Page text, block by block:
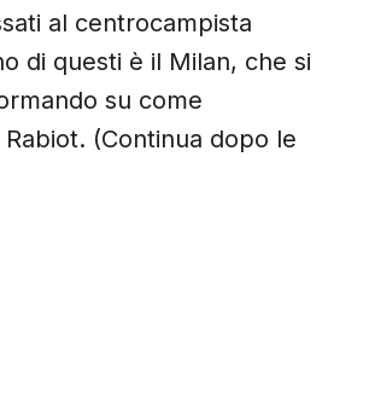
al centrocampista
di questi è il Milan, che si
su come
(Continua dopo le